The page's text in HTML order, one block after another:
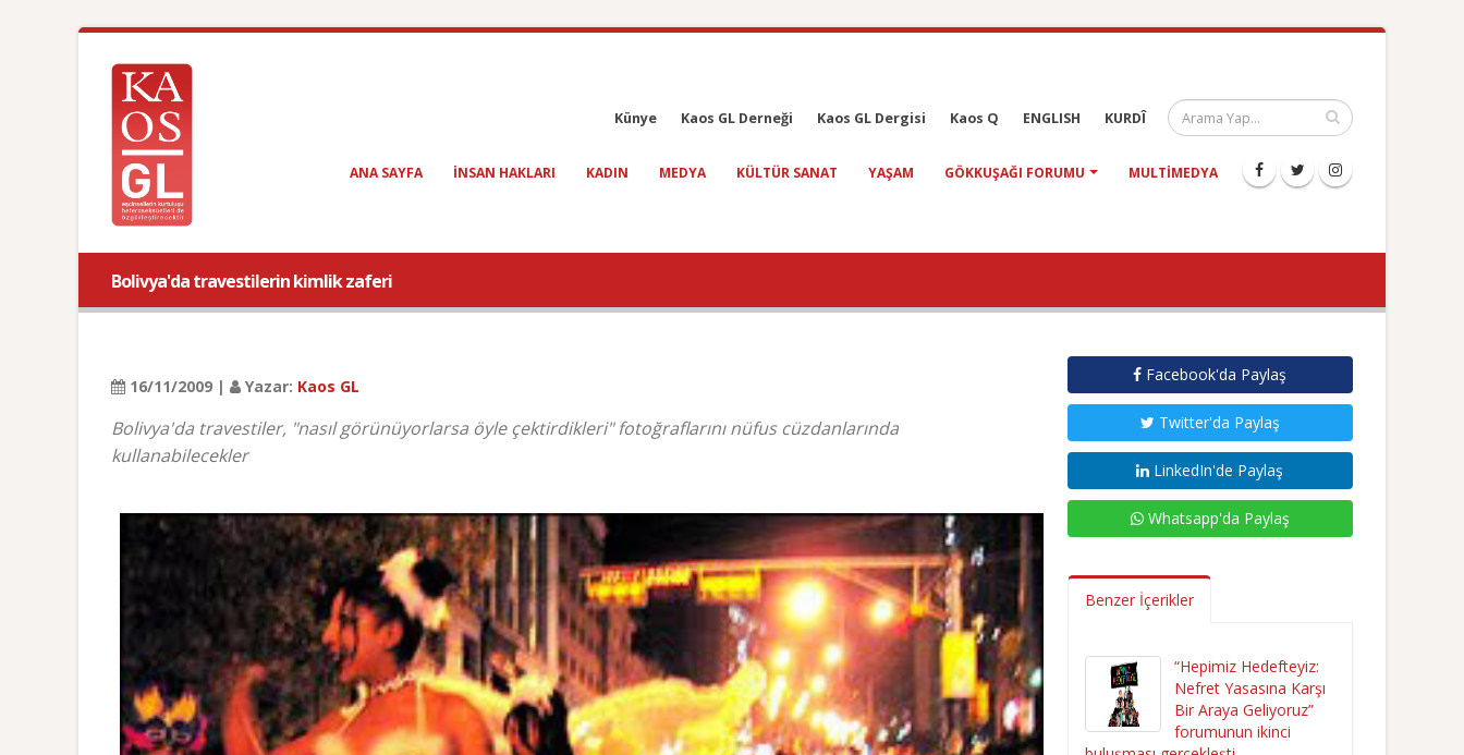
Künye Kaos GL Derneği Kaos GL Dergisi Kaos Q ENGLISH KURDÎ
ANA SAYFA INSAN HAKLARI KADIN MEDYA KÜLTÜR SANAT YAŞAM GÖKKUŞAĞI FORUMU MULTIMEDYA
Bolivya'da travestilerin kimlik zaferi
16/11/2009 | Yazar: Kaos GL
Bolivya'da travestiler, "nasıl görünüyorlarsa öyle çektirdikleri" fotoğraflarını nüfus cüzdanlarında
kullanabilecekler
Facebook'da Paylaş
Twitter'da Paylaş
LinkedIn'de Paylaş
Whatsapp'da Paylaş
Benzer İçerikler
“Hepimiz Hedefteyiz:
Nefret Yasasına Karşı
Bir Araya Geliyoruz”
forumunun ikinci